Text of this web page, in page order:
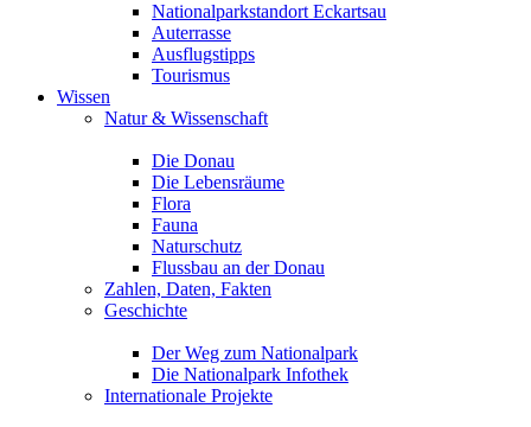
Nationalparkstandort Eckartsau
Auterrasse
Ausflugstipps
Tourismus
Wissen
Natur & Wissenschaft
Die Donau
Die Lebensräume
Flora
Fauna
Naturschutz
Flussbau an der Donau
Zahlen, Daten, Fakten
Geschichte
Der Weg zum Nationalpark
Die Nationalpark Infothek
Internationale Projekte